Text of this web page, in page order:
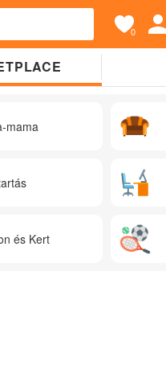
0
mama
és Kert